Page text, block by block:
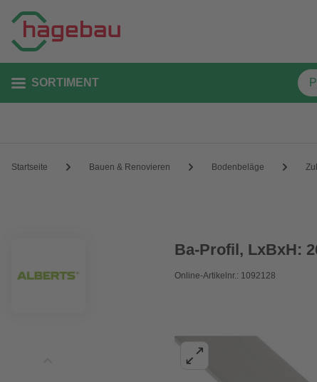
SORTIMENT
Startseite Bauen & Renovieren Bodenbeläge
Ba-Profil, LxBxH:
Online-Artikelnr.: 1092128